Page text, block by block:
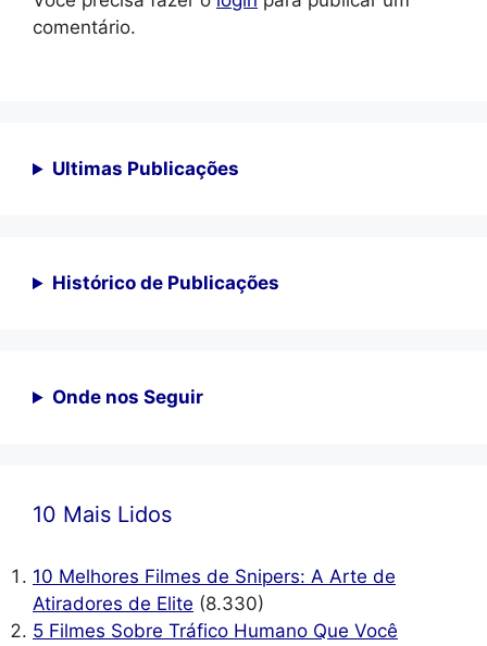
comentário.
Ultimas Publicações
Histórico de Publicações
Onde nos Seguir
10 Mais Lidos
10 Melhores Filmes de Snipers: A Arte de
Atiradores de Elite (8.330)
5 Filmes Sobre Tráfico Humano Que Você